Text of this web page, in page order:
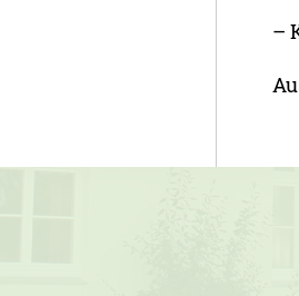
–